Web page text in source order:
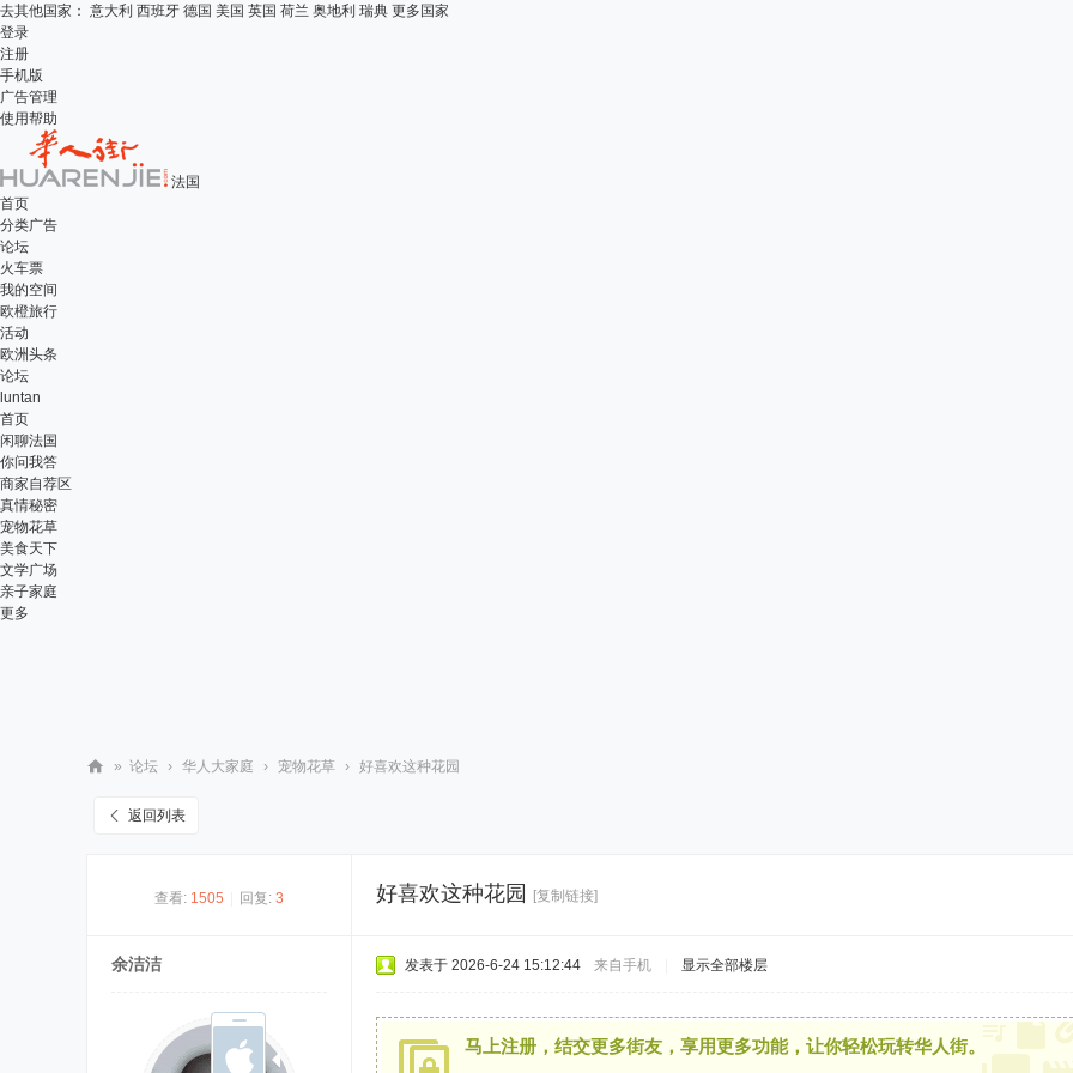
去其他国家： 意大利 西班牙 德国 美国 英国 荷兰 奥地利 瑞典 更多国家
登录
注册
手机版
广告管理
使用帮助
法国
首页
分类广告
论坛
火车票
我的空间
欧橙旅行
活动
欧洲头条
论坛
luntan
首页
闲聊法国
你问我答
商家自荐区
真情秘密
宠物花草
美食天下
文学广场
亲子家庭
更多
» 论坛 › 华人大家庭 › 宠物花草 › 好喜欢这种花园
返回列表
查看: 1505 回复: 3 好喜欢这种花园 [复制链接]
余洁洁 发表于 2026-6-24 15:12:44 来自手机 显示全部楼层
马上注册，结交更多街友，享用更多功能，让你轻松玩转华人街。